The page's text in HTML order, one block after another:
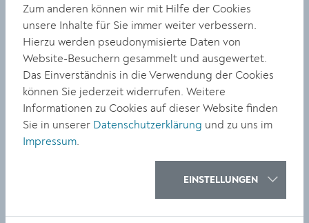
LICHTFEST Krems:
Lichtkunst im öffentlichen
Raum in der Altstadt
international erfolgreich
Zum anderen können wir mit Hilfe der Cookies
unsere Inhalte für Sie immer weiter verbessern.
Hierzu werden pseudonymisierte Daten von
Website-Besuchern gesammelt und ausgewertet.
Das Einverständnis in die Verwendung der Cookies
können Sie jederzeit widerrufen. Weitere
Informationen zu Cookies auf dieser Website finden
Sie in unserer Datenschutzerklärung und zu uns im
Impressum.
EINSTELLUNGEN